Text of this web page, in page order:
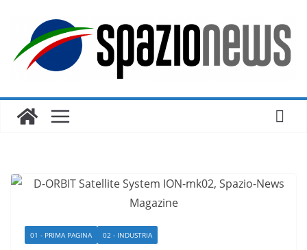
contenuto
01 - PRIMA PAGINA 02 - INDUSTRIA